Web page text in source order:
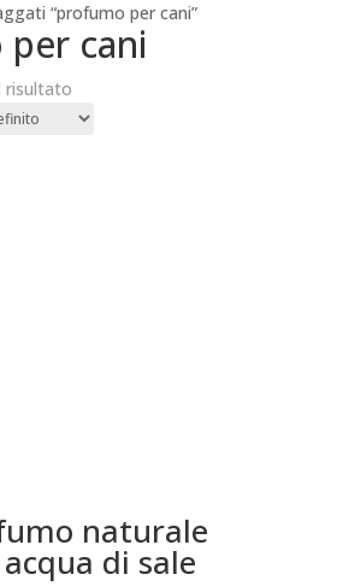
“profumo per cani”
cani
risultato
naturale
di sale